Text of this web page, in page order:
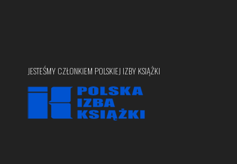
JESTEŚMY CZŁONKIEM POLSKIEJ IZBY KSIĄŻKI